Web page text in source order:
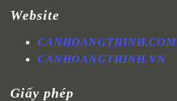
Website
CANHOANGTHINH.COM
CANHOANGTHINH.VN
Giấy phép